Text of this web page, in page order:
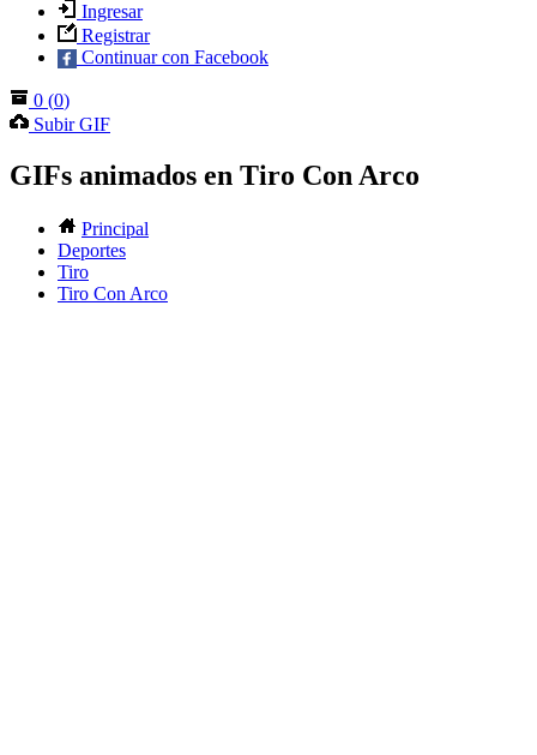
Ingresar
Registrar
Continuar con Facebook
0 (0)
Subir GIF
GIFs animados en Tiro Con Arco
Principal
Deportes
Tiro
Tiro Con Arco